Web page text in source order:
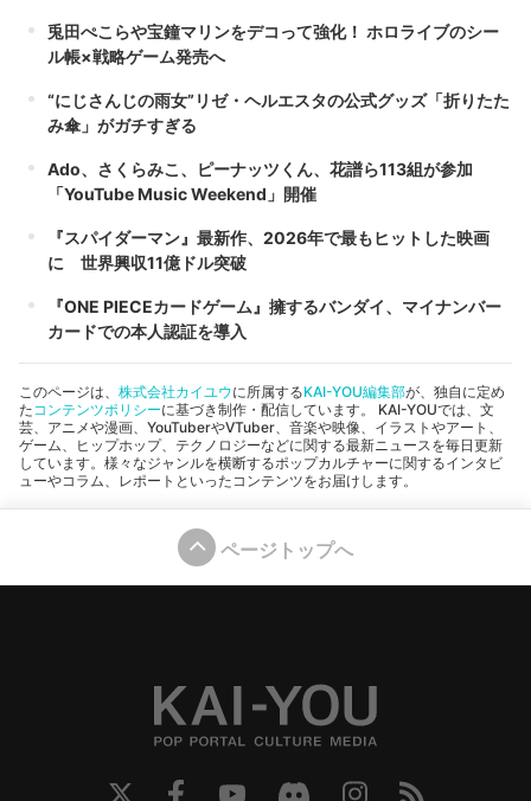
兎田ぺこらや宝鐘マリンをデコって強化！ ホロライブのシー
ル帳×戦略ゲーム発売へ
“にじさんじの雨女”リゼ・ヘルエスタの公式グッズ「折りたた
み傘」がガチすぎる
Ado、さくらみこ、ピーナッツくん、花譜ら113組が参加
「YouTube Music Weekend」開催
『スパイダーマン』最新作、2026年で最もヒットした映画
に 世界興収11億ドル突破
『ONE PIECEカードゲーム』擁するバンダイ、マイナンバー
カードでの本人認証を導入
このページは、 株式会社カイユウに所属するKAI-YOU編集部が、独自に定め
たコンテンツポリシーに基づき制作・配信しています。 KAI-YOUでは、文
芸、アニメや漫画、YouTuberやVTuber、音楽や映像、イラストやアート、
ゲーム、ヒップホップ、テクノロジーなどに関する最新ニュースを毎日更新
しています。様々なジャンルを横断するポップカルチャーに関するインタビ
ューやコラム、レポートといったコンテンツをお届けします。
ページトップへ